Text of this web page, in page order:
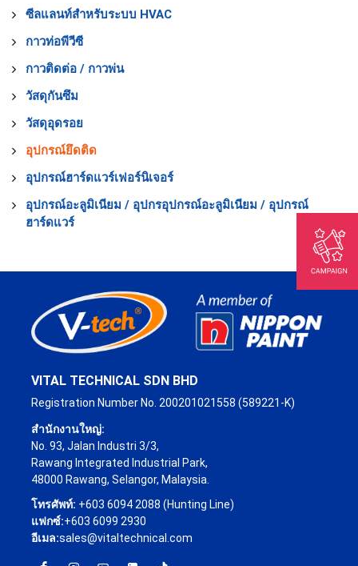
ซีลแลนท์สำหรับระบบ HVAC
กาวท่อพีวีซี
กาวติดต่อ / กาวพ่น
วัสดุกันซึม
วัสดุอุดรอย
อุปกรณ์ยึดติด
อุปกรณ์ฮาร์ดแวร์เฟอร์นิเจอร์
อุปกรณ์อะลูมิเนียม / อุปกรอุปกรณ์อะลูมิเนียม / อุปกรณ์
ฮาร์ดแวร์
VITAL TECHNICAL SDN BHD
Registration Number No. 200201021558 (589221-K)
สำนักงานใหญ่:
No. 93, Jalan Industri 3/3,
Rawang Integrated Industrial Park,
48000 Rawang, Selangor, Malaysia.
โทรศัพท์: +603 6094 2088 (Hunting Line)
แฟกซ์:+603 6099 2930
อีเมล:sales@vitaltechnical.com